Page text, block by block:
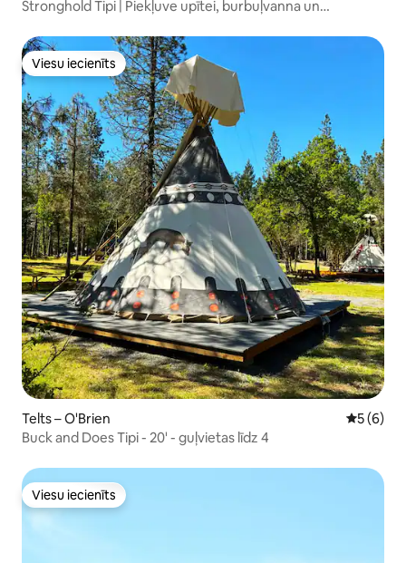
Stronghold Tipi | Piekļuve upītei, burbuļvanna un
Viesu iecienīts
Viesu iecienīts
Telts – O'Brien Vidējais
5 (6)
Buck and Does Tipi - 20' - guļvietas līdz 4
Viesu iecienīts
Viesu iecienīts